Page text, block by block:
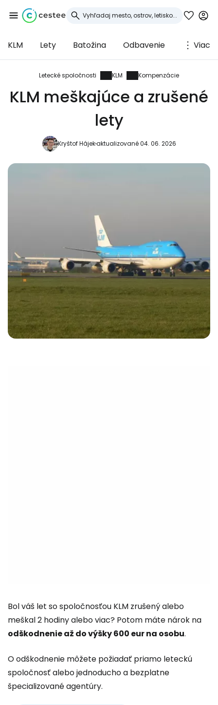
KLM Lety Batožina Odbavenie Viac
Letecké spoločnosti KLM Kompenzácie
KLM meškajúce a zrušené
lety
Kryštof Hájekaktualizované 04. 06. 2026
Bol váš let so spoločnosťou KLM zrušený alebo
meškal 2 hodiny alebo viac? Potom máte nárok na
odškodnenie až do výšky 600 eur na osobu.
O odškodnenie môžete požiadať priamo leteckú
spoločnosť alebo jednoducho a bezplatne
špecializované agentúry.
Prihláste sa do
služby Cestee
... celosvetovej komunity cestovateľov
Pokračovať so službou Google